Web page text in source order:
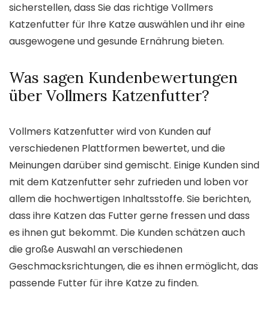
sicherstellen, dass Sie das richtige Vollmers
Katzenfutter für Ihre Katze auswählen und ihr eine
ausgewogene und gesunde Ernährung bieten.
Was sagen Kundenbewertungen
über Vollmers Katzenfutter?
Vollmers Katzenfutter wird von Kunden auf
verschiedenen Plattformen bewertet, und die
Meinungen darüber sind gemischt. Einige Kunden sind
mit dem Katzenfutter sehr zufrieden und loben vor
allem die hochwertigen Inhaltsstoffe. Sie berichten,
dass ihre Katzen das Futter gerne fressen und dass
es ihnen gut bekommt. Die Kunden schätzen auch
die große Auswahl an verschiedenen
Geschmacksrichtungen, die es ihnen ermöglicht, das
passende Futter für ihre Katze zu finden.